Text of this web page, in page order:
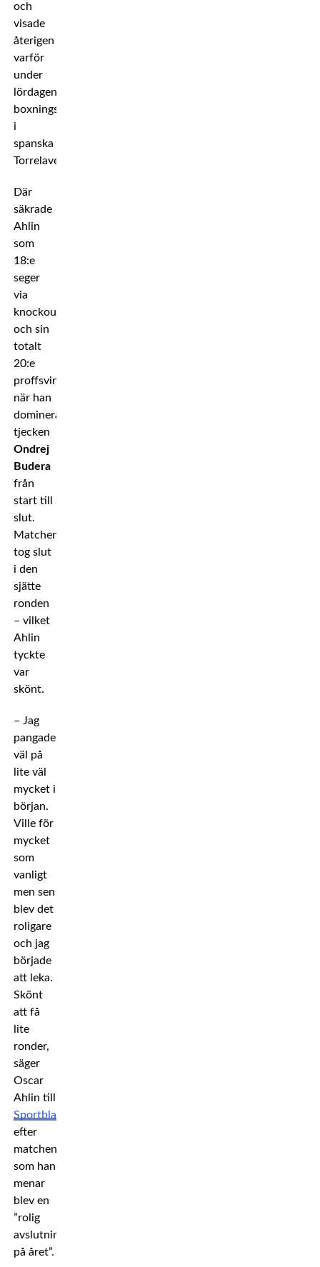
och
visade
återigen
varför
under
lördagens
boxningsgala
i
spanska
Torrelavega.
Där
säkrade
Ahlin
som
18:e
seger
via
knockout,
och sin
totalt
20:e
proffsvinst
när han
dominerade
tjecken
Ondrej
Budera
från
start till
slut.
Matchen
tog slut
i den
sjätte
ronden
– vilket
Ahlin
tyckte
var
skönt.
– Jag
pangade
väl på
lite väl
mycket i
början.
Ville för
mycket
som
vanligt
men sen
blev det
roligare
och jag
började
att leka.
Skönt
att få
lite
ronder,
säger
Oscar
Ahlin till
Sportbladet
efter
matchen,
som han
menar
blev en
”rolig
avslutning
på året”.